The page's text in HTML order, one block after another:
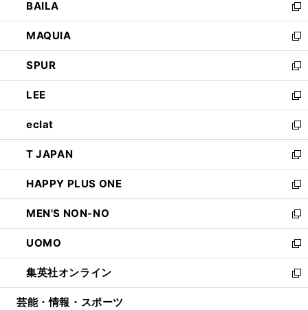
く
ィ
ン
ド
ウ
で
開
く
い
ウ
ィ
ン
ド
ウ
で
開
く
BAILA
新
し
い
ウ
ィ
ン
ド
ウ
で
開
く
MAQUIA
新
し
い
ウ
ィ
ン
ド
ウ
で
開
く
SPUR
新
し
い
ウ
ィ
ン
ド
ウ
で
開
く
LEE
新
し
い
ウ
ィ
ン
ド
ウ
で
開
く
eclat
新
し
い
ウ
ィ
ン
ド
ウ
で
開
く
T JAPAN
新
し
い
ウ
ィ
ン
ド
ウ
で
開
HAPPY PLUS ONE
新
し
い
ウ
ィ
ン
ド
ウ
MEN'S NON-NO
新
し
い
ウ
ィ
ン
UOMO
新
し
い
ウ
集英社オンライン
新
し
芸能・情報・スポーツ